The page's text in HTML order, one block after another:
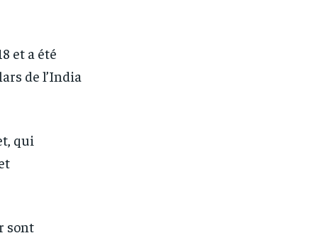
1-MONTH
1-MONTH
et a été
de l’India
qui
sont